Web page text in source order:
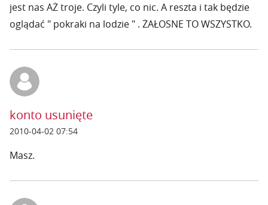
jest nas AŻ troje. Czyli tyle, co nic. A reszta i tak będzie
oglądać " pokraki na lodzie " . ŻAŁOSNE TO WSZYSTKO.
konto usunięte
2010-04-02 07:54
Masz.